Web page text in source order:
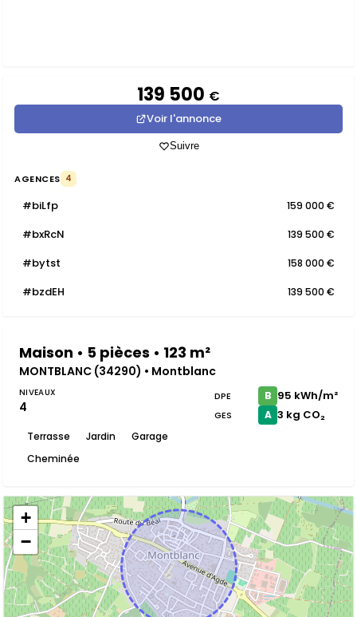
139 500 €
Voir l'annonce
Suivre
AGENCES 4
#biLfp 159 000 €
#bxRcN 139 500 €
#bytst 158 000 €
#bzdEH 139 500 €
Maison • 5 pièces • 123 m²
MONTBLANC (34290) • Montblanc
NIVEAUX
4
Terrasse Jardin
Garage
Cheminée
DPE B 95 kWh/m²
GES A 3 kg CO₂
+
−